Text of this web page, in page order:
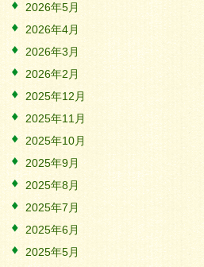
2026年5月
2026年4月
2026年3月
2026年2月
2025年12月
2025年11月
2025年10月
2025年9月
2025年8月
2025年7月
2025年6月
2025年5月